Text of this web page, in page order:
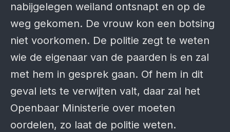
nabijgelegen weiland ontsnapt en op de
weg gekomen. De vrouw kon een botsing
niet voorkomen. De politie zegt te weten
wie de eigenaar van de paarden is en zal
met hem in gesprek gaan. Of hem in dit
geval iets te verwijten valt, daar zal het
Openbaar Ministerie over moeten
oordelen, zo laat de politie weten.